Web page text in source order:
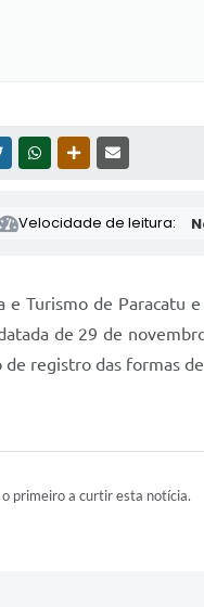
TWITTERWHATSAPPOUTRAS MÍDIAS
Velocidade de leitura:
e Turismo de Paracatu
de 29 de
registro das formas
o primeiro a curtir esta notícia.